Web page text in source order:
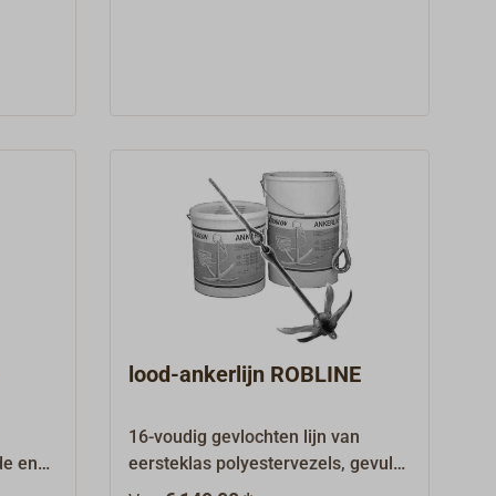
reep
tros vindt u onder "Passende
artikelen" onderaan deze pagina.
en
Bij
lood-ankerlijn ROBLINE
16-voudig gevlochten lijn van
eersteklas polyestervezels, gevuld
met een doorlopend met kunststof